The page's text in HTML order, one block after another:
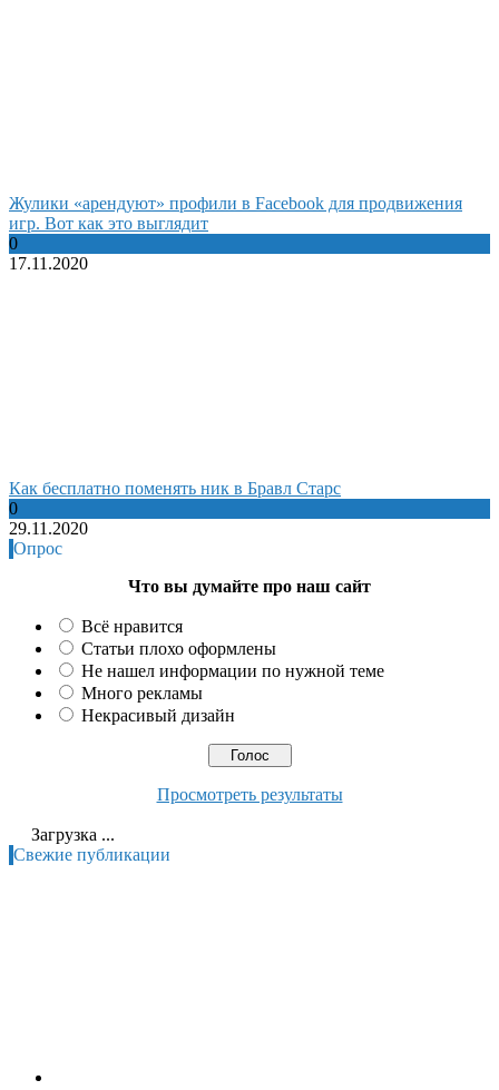
Жулики «арендуют» профили в Facebook для продвижения
игр. Вот как это выглядит
0
17.11.2020
Как бесплатно поменять ник в Бравл Старс
0
29.11.2020
Опрос
Что вы думайте про наш сайт
Всё нравится
Статьи плохо оформлены
Не нашел информации по нужной теме
Много рекламы
Некрасивый дизайн
Просмотреть результаты
Загрузка ...
Свежие публикации